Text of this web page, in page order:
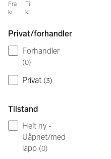
Fra
kr
Til
kr
Privat/forhandler
Forhandler
(0)
Privat (3)
Tilstand
Helt ny -
Uåpnet/med
lapp (0)